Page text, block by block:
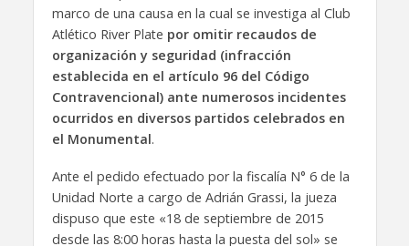
marco de una causa en la cual se investiga al Club
Atlético River Plate por omitir recaudos de
organización y seguridad (infracción
establecida en el artículo 96 del Código
Contravencional) ante numerosos incidentes
ocurridos en diversos partidos celebrados en
el Monumental.
Ante el pedido efectuado por la fiscalía N° 6 de la
Unidad Norte a cargo de Adrián Grassi, la jueza
dispuso que este «18 de septiembre de 2015
desde las 8:00 horas hasta la puesta del sol» se